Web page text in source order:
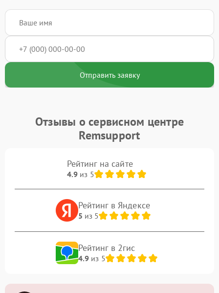
Отправить заявку
Отзывы о сервисном центре
Remsupport
Рейтинг на сайте
4.9из 5
Рейтинг в Яндексе
5 из 5
Рейтинг в 2гис
4.9из 5